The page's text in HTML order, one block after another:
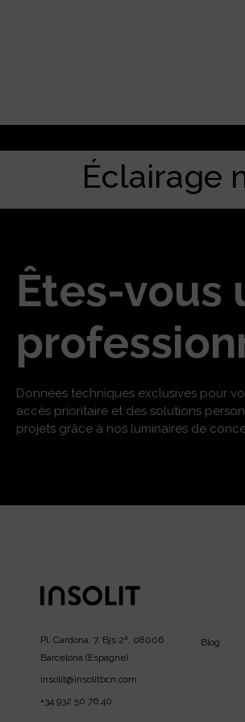
Éclairage
Êtes-vous
Données techniques exclusives pour
accès prioritaire et des solutions
projets grâce à nos luminaires de
Pl. Cardona, 7, Bjs 2ª, 08006
Barcelona (Espagne)
insolit@insolitbcn.com
+34 932 50 76 40
Blog